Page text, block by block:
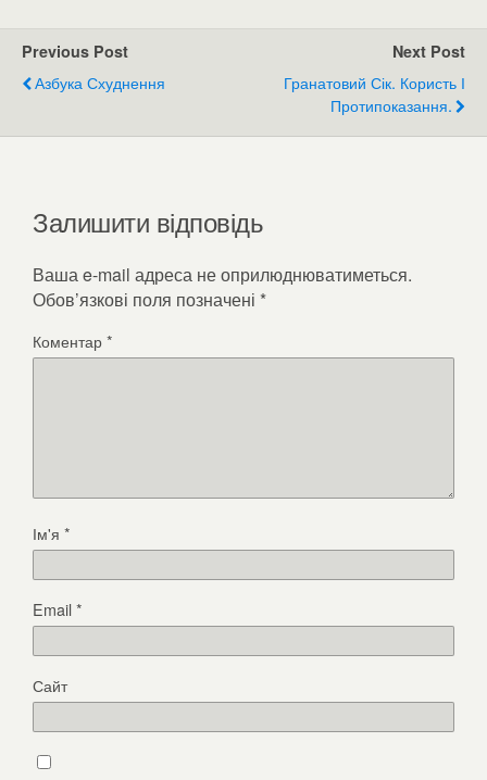
Previous Post
Азбука Схуднення
Next Post
Гранатовий Сік. Користь І
Протипоказання.
Залишити відповідь
Ваша e-mail адреса не оприлюднюватиметься.
Обов’язкові поля позначені *
Коментар*
Ім'я *
Email*
Сайт